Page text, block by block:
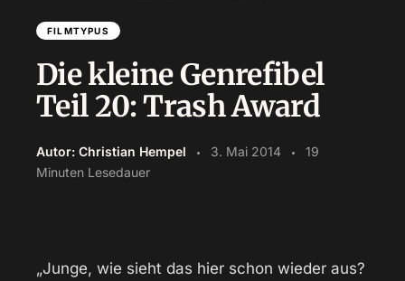
FILMTYPUS
Die kleine Genrefibel
Teil 20: Trash Award
Autor: Christian Hempel 3. Mai 2014
19
Minuten Lesedauer
„Junge, wie sieht das hier schon wieder aus?